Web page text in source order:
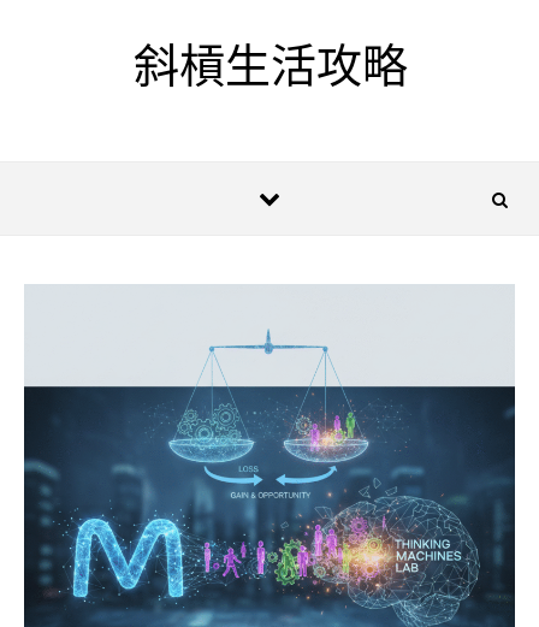
斜槓生活攻略